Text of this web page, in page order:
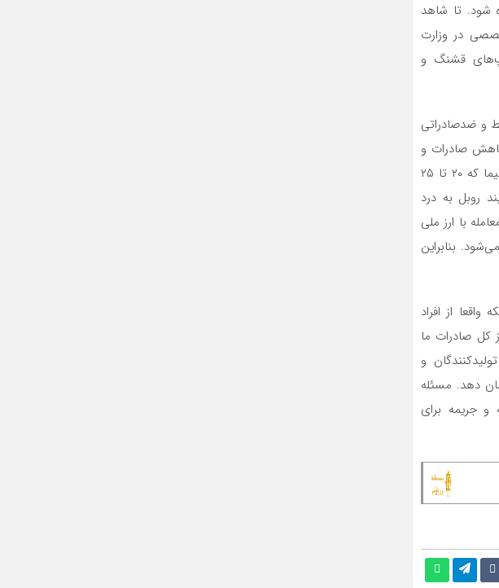
شود. تا شاهد
در وزارت
قشنگ و
و ضدصادراتی
صادرات و
استفاده از کارت‌های اجاره‌ای است. صادرکنندگان قانونمند وقتی صادرات انجام می‌دهند باید ارز را با نرخ نیما که ۲۰ تا ۲۵
روبل به درد
با ارز ملی
بنابراین
از افراد
فعالیت می‌کنند استفاده کنند. از آنجا که ۸۳ درصد از کل صادرات ما
و
دهد. مسئله
و جریمه برای